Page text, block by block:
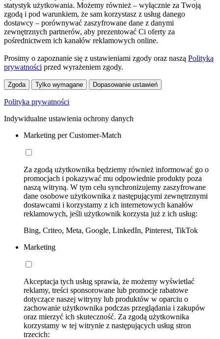
statystyk użytkowania. Możemy również – wyłącznie za Twoją
zgodą i pod warunkiem, że sam korzystasz z usług danego
dostawcy – porównywać zaszyfrowane dane z danymi
zewnętrznych partnerów, aby prezentować Ci oferty za
pośrednictwem ich kanałów reklamowych online.
Prosimy o zapoznanie się z ustawieniami zgody oraz naszą Polityką
prywatności przed wyrażeniem zgody.
Zgoda Tylko wymagane Dopasowanie ustawień
Polityka prywatności
Indywidualne ustawienia ochrony danych
Marketing per Customer-Match
Za zgodą użytkownika będziemy również informować go o
promocjach i pokazywać mu odpowiednie produkty poza
naszą witryną. W tym celu synchronizujemy zaszyfrowane
dane osobowe użytkownika z następującymi zewnętrznymi
dostawcami i korzystamy z ich internetowych kanałów
reklamowych, jeśli użytkownik korzysta już z ich usług:
Bing, Criteo, Meta, Google, LinkedIn, Pinterest, TikTok
Marketing
Akceptacja tych usług sprawia, że możemy wyświetlać
reklamy, treści sponsorowane lub promocje rabatowe
dotyczące naszej witryny lub produktów w oparciu o
zachowanie użytkownika podczas przeglądania i zakupów
oraz mierzyć ich skuteczność. Za zgodą użytkownika
korzystamy w tej witrynie z następujących usług stron
trzecich: